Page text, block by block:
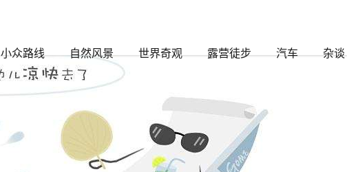
小众路线 自然风景 世界奇观 露营徒步 汽车 杂谈